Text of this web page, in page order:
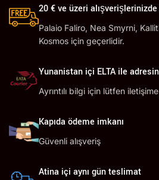
20 € ve üzeri
Palaio Faliro, Nea Smyrni,
Kosmos için geçerlidir.
Yunanistan içi ELTA ile
Ayrıntılı bilgi için lütfen
Kapıda ödeme imkanı
Güvenli alışveriş
Atina içi aynı gün teslimat